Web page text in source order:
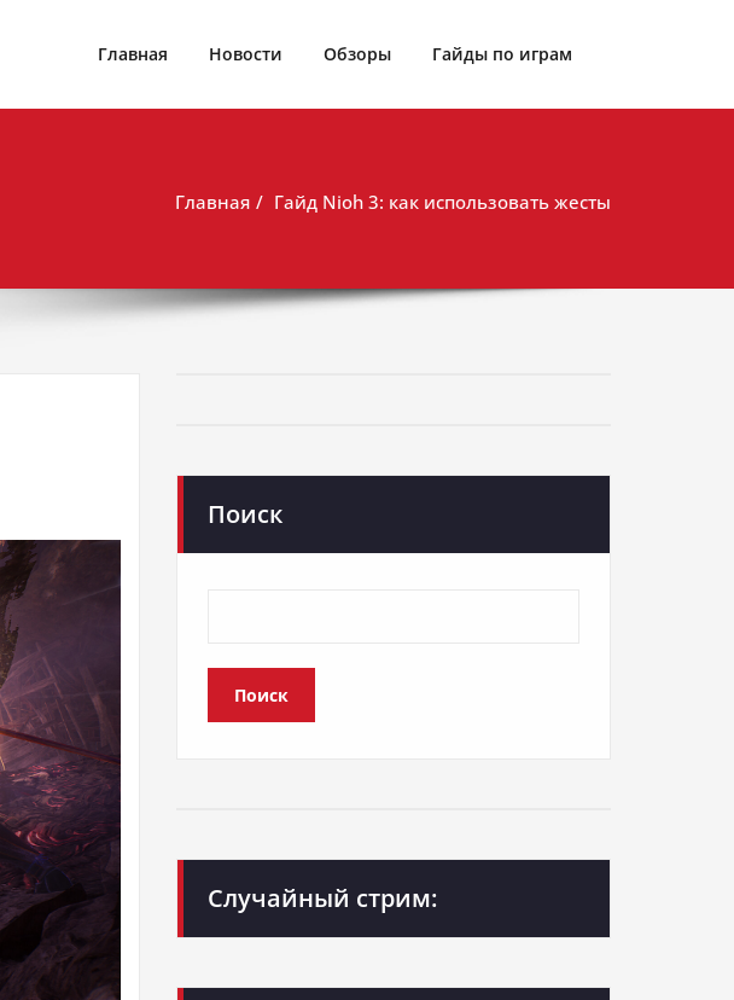
Главная Новости Обзоры Гайды по играм
Главная Гайд Nioh 3: как использовать жесты
Поиск
Поиск
Случайный стрим: